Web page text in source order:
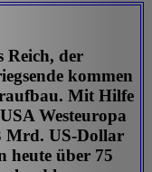
Reich, der
kommen
Mit Hilfe
Westeuropa
Mrd. US-Dollar
heute über 75